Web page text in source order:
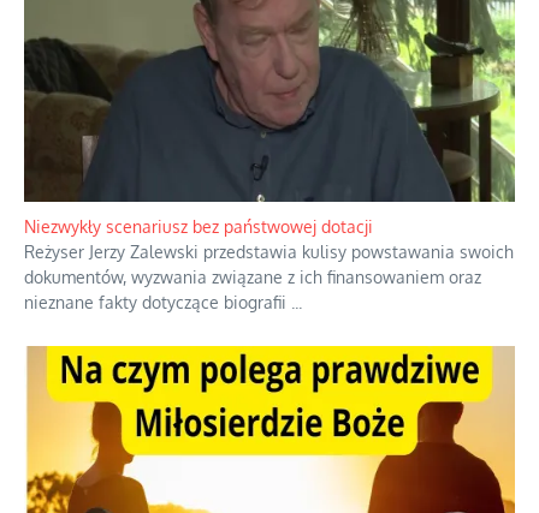
Niezwykły scenariusz bez państwowej dotacji
Reżyser Jerzy Zalewski przedstawia kulisy powstawania swoich
dokumentów, wyzwania związane z ich finansowaniem oraz
nieznane fakty dotyczące biografii